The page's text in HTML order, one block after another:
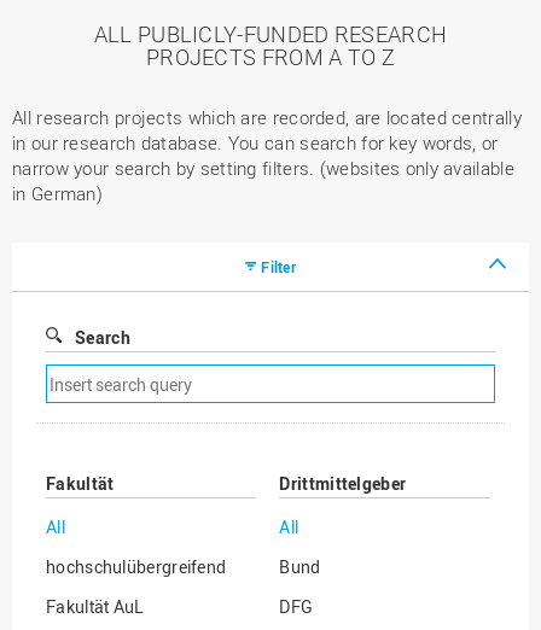
ALL PUBLICLY-FUNDED RESEARCH
PROJECTS FROM A TO Z
All research projects which are recorded, are located centrally
in our research database. You can search for key words, or
narrow your search by setting filters. (websites only available
in German)
Filter
Search
Remove
search
filter
Fakultät
All
hochschulübergreifend
Fakultät AuL
Drittmittelgeber
All
Bund
DFG